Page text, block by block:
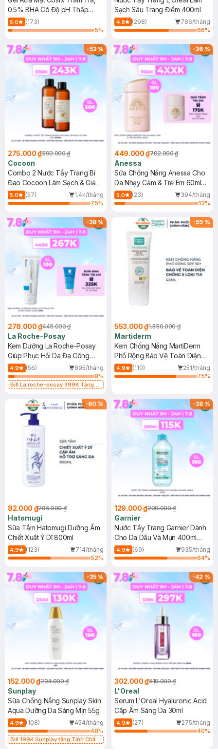
0.5% BHA Có Độ pH Thấp
150ml
5.0
(173)
5%
Sạch Sâu Trang Điểm 400ml
4.8 (298)
786/tháng
66%
-53%
275.000 ₫590.000 ₫
Cocoon
Combo 2 Nước Tẩy Trang Bí
Đao Cocoon Làm Sạch & Giảm
Dầu 500ml
5.0 (57)
1.4k/tháng
75%
-36%
449.000 ₫702.000 ₫
Anessa
Sữa Chống Nắng Anessa Cho
Da Nhạy Cảm & Trẻ Em 60ml
(Mới)
5.0 (23)
394/tháng
13%
-38%
278.000 ₫445.000 ₫
La Roche-Posay
Kem Dưỡng La Roche-Posay
Giúp Phục Hồi Da Đa Công
Dụng 40ml
4.9 (56)
895/tháng
8%
Bill La roche-posay 399K Tặng
(SL có hạn)
-59 %
553.000 ₫1.350.000 ₫
Martiderm
Kem Chống Nắng MartiDerm
Phổ Rộng Bảo Vệ Toàn Diện
40ml
4.9 (110)
251/tháng
75%
-60 %
82.000 ₫205.000 ₫
Hatomugi
Sữa Tắm Hatomugi Dưỡng Ẩm
Chiết Xuất Ý Dĩ 800ml
4.9 (123)
714/tháng
52%
-38%
129.000 ₫209.000 ₫
Garnier
Nước Tẩy Trang Garnier Dành
Cho Da Dầu Và Mụn 400ml
(Mới)
4.9 (69)
935/tháng
64%
-35%
152.000 ₫234.000 ₫
Sunplay
Sữa Chống Nắng Sunplay Skin
Aqua Dưỡng Da Sáng Mịn 55g
4.9 (108)
454/tháng
48%
Bill 199K Sunplay tặng Tinh Chất
-42%
302.000 ₫519.000 ₫
L'Oreal
Serum L'Oreal Hyaluronic Acid
Cấp Ẩm Sáng Da 30ml
4.9 (27)
275/tháng
40%